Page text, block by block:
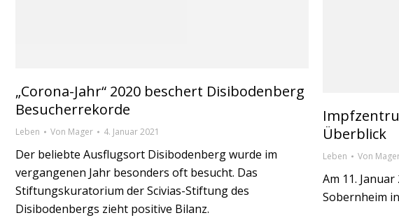
„Corona-Jahr“ 2020 beschert Disibodenberg
Besucherrekorde
Leben Von Mager 4. Januar 2021
Der beliebte Ausflugsort Disibodenberg wurde im
vergangenen Jahr besonders oft besucht. Das
Stiftungskuratorium der Scivias-Stiftung des
Disibodenbergs zieht positive Bilanz.
Überblick
Leben Von
Am 11.
Sobernheim